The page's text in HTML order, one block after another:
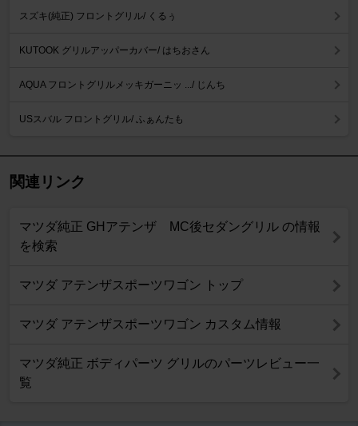
スズキ(純正) フロントグリル/ くるぅ
KUTOOK グリルアッパーカバー/ はちおさん
AQUA フロントグリルメッキガーニッ .../ じんち
USスバル フロントグリル/ ふぁんたも
関連リンク
マツダ純正 GHアテンザ MC後セダングリル の情報
を検索
マツダ アテンザスポーツワゴン トップ
マツダ アテンザスポーツワゴン カスタム情報
マツダ純正 ボディパーツ グリルのパーツレビュー一
覧